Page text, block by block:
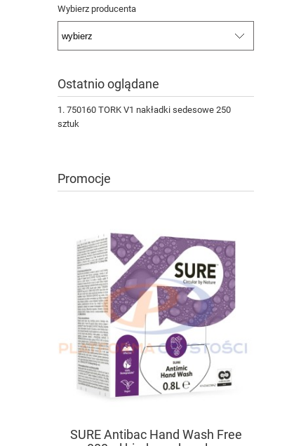
Wybierz producenta
Ostatnio oglądane
750160 TORK V1 nakładki sedesowe 250
sztuk
Promocje
SURE Antibac Hand Wash Free